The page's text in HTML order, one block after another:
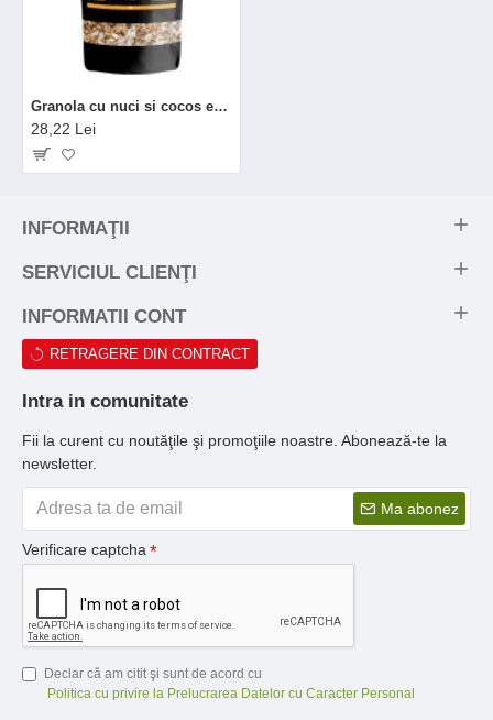
Granola cu nuci si cocos ecologica/BIO (200 grame), Niavis
28,22 Lei
INFORMAŢII
SERVICIUL CLIENŢI
INFORMATII CONT
RETRAGERE DIN CONTRACT
Intra in comunitate
Fii la curent cu noutăţile şi promoţiile noastre. Abonează-te la
newsletter.
Ma abonez
Verificare captcha
Declar că am citit şi sunt de acord cu
Politica cu privire la Prelucrarea Datelor cu Caracter Personal